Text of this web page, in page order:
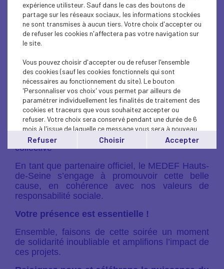
LeParvis Solidaireest une soirée unique
dédiée à la levée de dons en faveur de 9 projets
associatifs impactant dans les Hauts-de-Seine.
18h00, au CNIT Forest, à La Défense, pour
découvrir ces initiatives inspirantes et contribuer
à leur réussite.
Rejoignez nous pour :
- Découvrir un projet phare qui fait la différence
- Vivre une expérience mémorable, riche en
émotions
- Participer à une dynamique de générosité
collective
En tant que partenaire officiel, le MEDEF Hauts-
de-Seine s’engage à promouvoir cette belle
cause, en cohérence avec nos valeurs de
responsabilité sociale.
Votre présence est essentielle !
Ensemble, faisons de cette soirée un moment
de solidarité inoubliable et amplifions l’impact de
ces projets.
expérience utilisteur. Sauf dans le cas des boutons de
partage sur les réseaux sociaux, les informations stockées
ne sont transmises à aucun tiers. Votre choix d'accepter ou
de refuser les cookies n'affectera pas votre navigation sur
le site.
Vous pouvez choisir d'accepter ou de refuser l'ensemble
des cookies (sauf les cookies fonctionnels qui sont
nécessaires au fonctionnement du site). Le bouton
'Personnaliser vos choix' vous permet par ailleurs de
paramétrer individuellement les finalités de traitement des
cookies et traceurs que vous souhaitez accepter ou
refuser. Votre choix sera conservé pendant une durée de 6
mois à l'issue de laquelle ce message vous sera à nouveau
affiché..
Vous pouvez modifier votre choix à tout moment en
Refuser Choisir Accepter